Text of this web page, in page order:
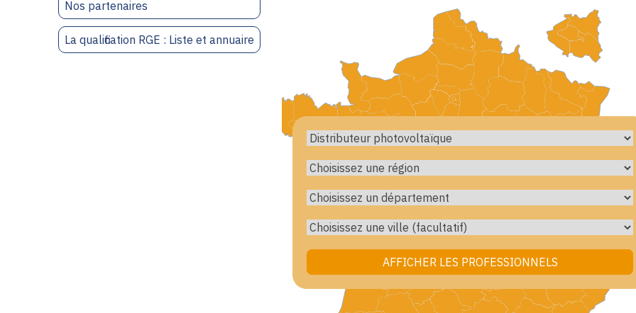
Nos partenaires
La qualification RGE : Liste et annuaire